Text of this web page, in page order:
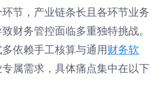
节，产业链条长且各环节业务
财务管控面临多重独特挑战。
依赖手工核算与通用 财务软
专属需求，具体痛点集中在以下